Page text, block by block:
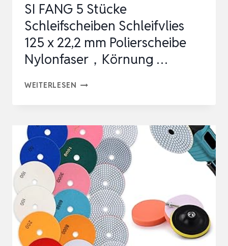
FLEXSC…
SI FANG 5 Stücke
Schleifscheiben Schleifvlies
125 x 22,2 mm Polierscheibe
Nylonfaser，Körnung …
WEITERLESEN SI
STÜCKE
SCHLEIFSCHEIBEN
SCHLEIFVLIES
125
X
22,2
MM
POLIERSCHEIBE